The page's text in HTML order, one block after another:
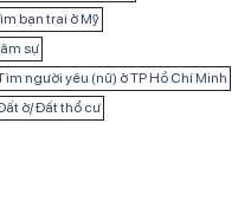
bạn trai ở Mỹ
sự
người yêu (nữ) ở TP Hồ Chí Minh
ở/ Đất thổ cư